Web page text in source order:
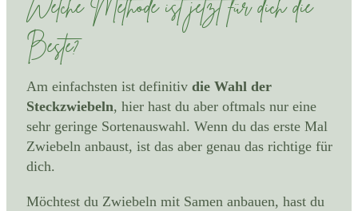
Welche Methode ist jetzt für dich die
Beste?
Am einfachsten ist definitiv die Wahl der
Steckzwiebeln, hier hast du aber oftmals nur eine
sehr geringe Sortenauswahl. Wenn du das erste Mal
Zwiebeln anbaust, ist das aber genau das richtige für
dich.
Möchtest du Zwiebeln mit Samen anbauen, hast du